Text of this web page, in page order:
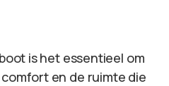
is het essentieel om
en de ruimte die